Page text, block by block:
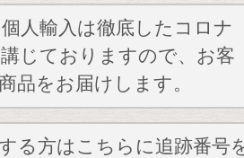
人輸入は徹底したコロナ
じておりますので、お客
品をお届けします。
る方はこちらに追跡番号